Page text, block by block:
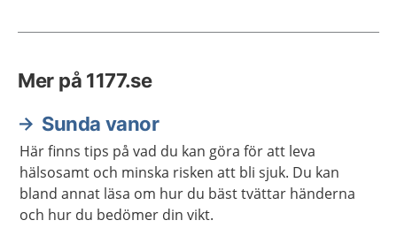
Mer på 1177.se
Sunda vanor
Här finns tips på vad du kan göra för att leva
hälsosamt och minska risken att bli sjuk. Du kan
bland annat läsa om hur du bäst tvättar händerna
och hur du bedömer din vikt.